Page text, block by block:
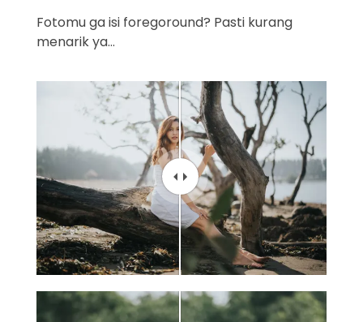
Fotomu ga isi foregoround? Pasti kurang
menarik ya…